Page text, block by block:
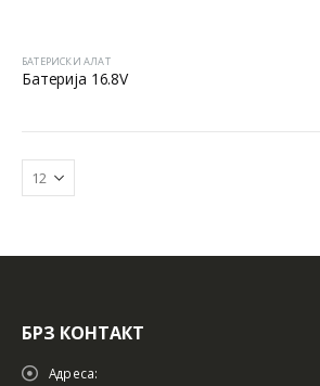
БАТЕРИСКИ АЛАТ
Батерија 16.8V
Батериски сет
БРЗ КОНТАКТ
Адреса: